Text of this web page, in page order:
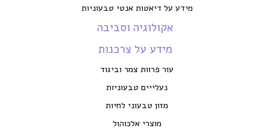
מידע על דיאטות אנטי טבעוניות
אקולוגיה וסביבה
מידע על צרכנות
עור פרוות צמר וביגוד
נעלייים טבעוניות
מזון טבעוני לחיות
מוצרי אלכוהול